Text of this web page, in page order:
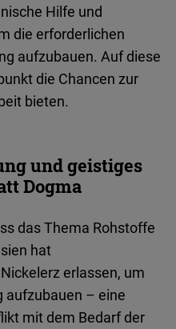
Hilfe und
die erforderlichen
aufzubauen. Auf diese
die Chancen zur
bieten.
und geistiges
Dogma
das Thema Rohstoffe
hat
erlassen, um
aufzubauen – eine
mit dem Bedarf der